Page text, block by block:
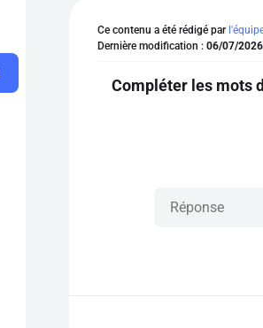
Ce contenu a été rédigé par
Dernière modification : 06/07/2026
Compléter les mots